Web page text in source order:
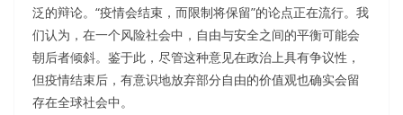
泛的辩论。“疫情会结束，而限制将保留”的论点正在流行。我
们认为，在一个风险社会中，自由与安全之间的平衡可能会
朝后者倾斜。鉴于此，尽管这种意见在政治上具有争议性，
但疫情结束后，有意识地放弃部分自由的价值观也确实会留
存在全球社会中。